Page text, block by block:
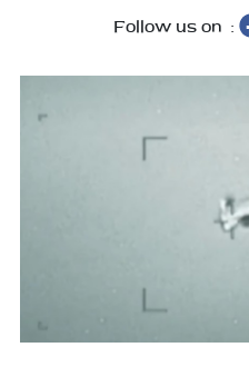
Follow us on :